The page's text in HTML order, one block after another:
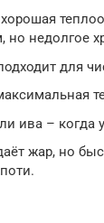
но недолгое
для
ива – когда
жар, но